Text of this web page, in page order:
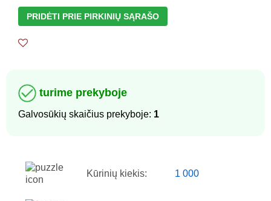
PRIDĖTI PRIE PIRKINIŲ SĄRAŠO
turime prekyboje
Galvosūkių skaičius prekyboje: 1
Kūrinių kiekis: 1 000